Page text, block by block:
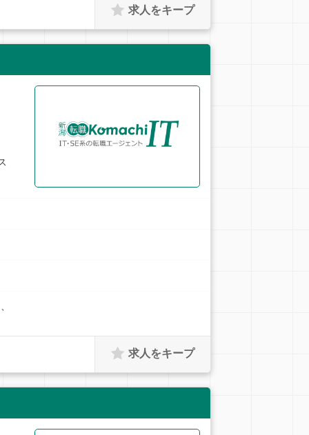
求人をキープ
求人をキープ